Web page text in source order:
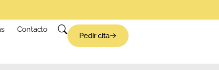
Contacto
Pedir cita